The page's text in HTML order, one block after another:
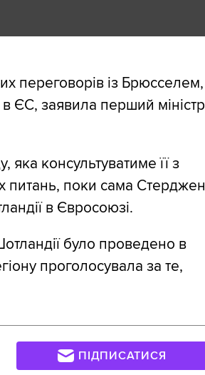
переговорів із Брюсселем,
ЄС, заявила перший міністр
яка консультуватиме її з
питань, поки сама Стерджен
в Євросоюзі.
було проведено в
проголосувала за те,
ПІДПИСАТИСЯ